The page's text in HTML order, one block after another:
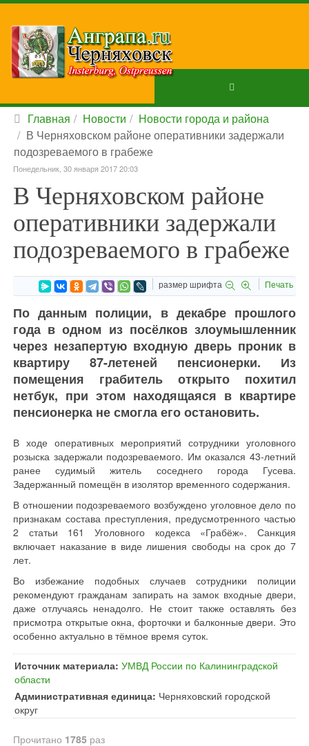
Главная Новости
Новости города и района
В Черняховском районе оперативники задержали
подозреваемого в грабеже
Понедельник, 30 января 2017 20:03
В Черняховском районе
оперативники задержали
подозреваемого в грабеже
размер шрифта Печать
По данным полиции, в декабре прошлого
года в одном из посёлков злоумышленник
через незапертую входную дверь проник в
квартиру 87-летеней пенсионерки. Из
помещения грабитель открыто похитил
нетбук, при этом находящаяся в квартире
пенсионерка не смогла его остановить.
В ходе оперативных мероприятий сотрудники уголовного
розыска задержали подозреваемого. Им оказался 43-летний
ранее судимый житель соседнего города Гусева.
Задержанный помещён в изолятор временного содержания.
В отношении подозреваемого возбуждено уголовное дело по
признакам состава преступления, предусмотренного частью
2 статьи 161 Уголовного кодекса «Грабёж». Санкция
включает наказание в виде лишения свободы на срок до 7
лет.
Во избежание подобных случаев сотрудники полиции
рекомендуют гражданам запирать на замок входные двери,
даже отлучаясь ненадолго. Не стоит также оставлять без
присмотра открытые окна, форточки и балконные двери. Это
особенно актуально в тёмное время суток.
Источник материала: УМВД России по Калининградской
области
Административная единица: Черняховский городской
округ
Прочитано 1785 раз